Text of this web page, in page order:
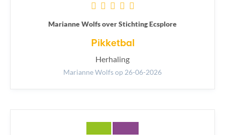
Marianne Wolfs over Stichting Ecsplore
Pikketbal
Herhaling
Marianne Wolfsop 26-06-2026